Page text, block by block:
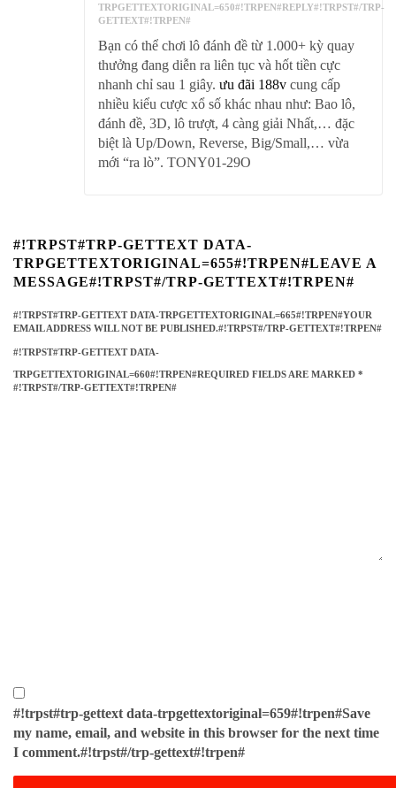
TRPGETTEXTORIGINAL=650#!TRPEN#REPLY#!TRPST#/TRP-
GETTEXT#!TRPEN#
Bạn có thể chơi lô đánh đề từ 1.000+ kỳ quay
thưởng đang diễn ra liên tục và hốt tiền cực
nhanh chỉ sau 1 giây. ưu đãi 188v cung cấp
nhiều kiểu cược xổ số khác nhau như: Bao lô,
đánh đề, 3D, lô trượt, 4 càng giải Nhất,… đặc
biệt là Up/Down, Reverse, Big/Small,… vừa
mới “ra lò”. TONY01-29O
#!TRPST#TRP-GETTEXT DATA-
TRPGETTEXTORIGINAL=655#!TRPEN#LEAVE A
MESSAGE#!TRPST#/TRP-GETTEXT#!TRPEN#
#!TRPST#TRP-GETTEXT DATA-TRPGETTEXTORIGINAL=665#!TRPEN#YOUR
EMAIL ADDRESS WILL NOT BE PUBLISHED.#!TRPST#/TRP-GETTEXT#!TRPEN#
#!TRPST#TRP-GETTEXT DATA-
TRPGETTEXTORIGINAL=660#!TRPEN#REQUIRED FIELDS ARE MARKED *
#!TRPST#/TRP-GETTEXT#!TRPEN#
#!trpst#trp-gettext data-trpgettextoriginal=659#!trpen#Save
my name, email, and website in this browser for the next time
I comment.#!trpst#/trp-gettext#!trpen#